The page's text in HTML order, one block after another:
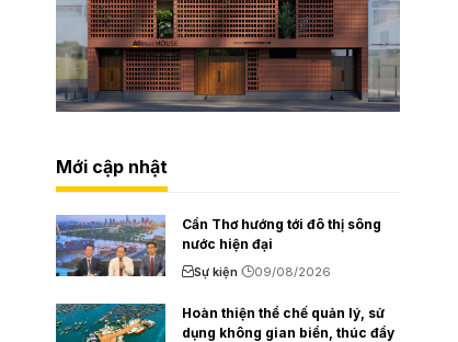
Mới cập nhật
Cần Thơ hướng tới đô thị sông
nước hiện đại
Sự kiện 09/08/2026
Hoàn thiện thể chế quản lý, sử
dụng không gian biển, thúc đẩy